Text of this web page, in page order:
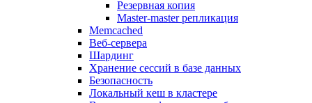
Резервная копия
Master-master репликация
Memcached
Веб-сервера
Шардинг
Хранение сессий в базе данных
Безопасность
Локальный кеш в кластере